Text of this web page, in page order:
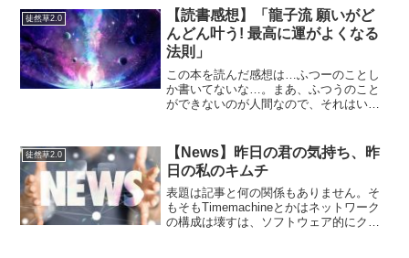
一理あると思う。「あなたとは違うんで
す、私は考えています」と...
徒然草2.0
【読書感想】「龍子流 願いがど
んどん叶う! 最高に運がよくなる
法則」
この本を読んだ感想は…ふつーのことし
か書いてないな…。まあ、ふつうのこと
ができないのが人間なので、それはいい
しゅごーい」って読者が思う感じのこと
しか書いてないので。（そ...
徒然草2.0
【News】昨日の君の気持ち、昨
日の私のキムチ
表題は記事と何の関係もありません。そ
もそもTimemachineとかはネットワーク
の構成は壊すは、ソフトウェア的にクラ